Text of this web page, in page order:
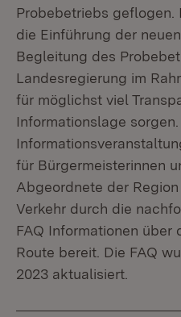
Probebetriebs geflogen.
die Einführung der
Begleitung des
Landesregierung im
für möglichst viel
Informationslage
für Bürgermeisterinnen
Abgeordnete der
Verkehr durch die
FAQ Informationen über
Route bereit. Die FAQ
2023 aktualisiert.